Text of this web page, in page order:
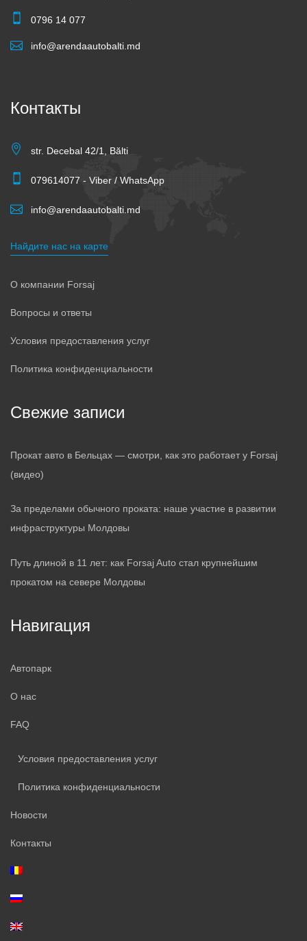
0796 14 077
info@arendaautobalti.md
Контакты
str. Decebal 42/1, Bălti
079614077 - Viber / WhatsApp
info@arendaautobalti.md
Найдите нас на карте
О компании Forsaj
Вопросы и ответы
Условия предоставления услуг
Политика конфиденциальности
Свежие записи
Прокат авто в Бельцах — смотри, как это работает у Forsaj
(видео)
За пределами обычного проката: наше участие в развитии
инфраструктуры Молдовы
Путь длиной в 11 лет: как Forsaj Auto стал крупнейшим
прокатом на севере Молдовы
Навигация
Автопарк
О нас
FAQ
Условия предоставления услуг
Политика конфиденциальности
Новости
Контакты